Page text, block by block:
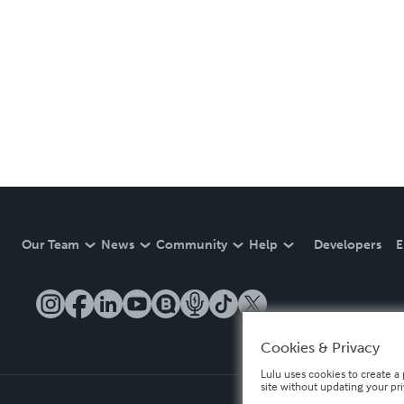
Our Team News Community Help Developers
Cookies & Privacy
Lulu uses cookies to create
site without updating your